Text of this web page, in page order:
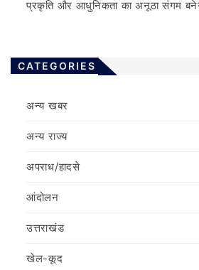
प्रकृति और आधुनिकता का अनूठा संगम बनेगा
CATEGORIES
अन्य खबर
अन्य राज्य
अपराध/हादसे
आंदोलन
उत्तराखंड
खेल-कूद